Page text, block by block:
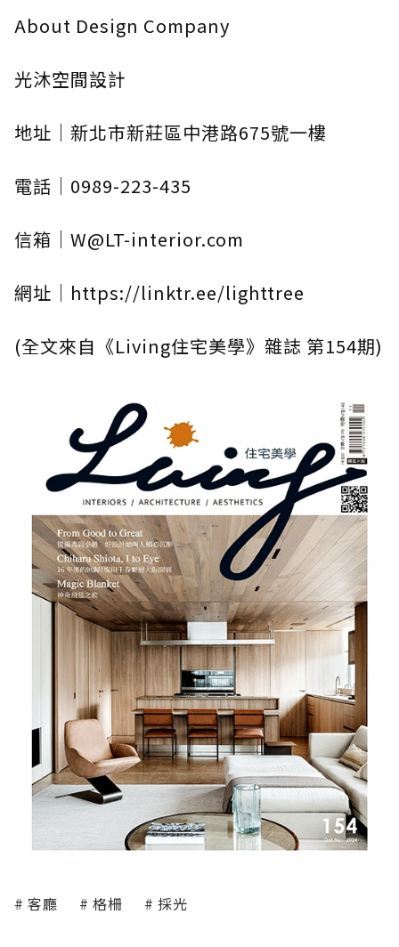
About Design Company
光沐空間設計
地址｜新北市新莊區中港路675號一樓
電話｜0989-223-435
信箱｜W@LT-interior.com
網址｜https://linktr.ee/lighttree
(全文來自《Living住宅美學》雜誌 第154期)
客廳 格柵 採光